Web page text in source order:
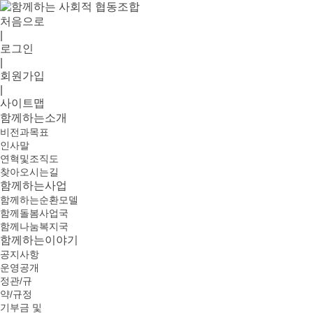
처음으로
로그인
회원가입
사이트맵
함께하는소개
비전과목표
인사말
연혁및조직도
찾아오시는길
함께하는사업
함께하는순환모델
함께돌봄사업국
함께나눔복지국
함께하는이야기
공지사항
운영공개
정관/규
약/규정
기부금 및